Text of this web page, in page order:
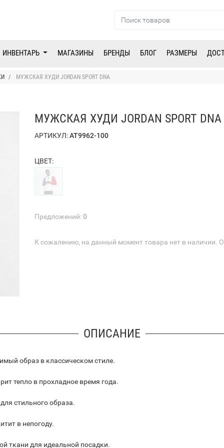
ИНВЕНТАРЬ МАГАЗИНЫ БРЕНДЫ БЛОГ РАЗМЕРЫ
МУЖСКАЯ ХУДИ JORDAN SPORT DNA
МУЖСКАЯ ХУДИ JORDAN SPORT DNA
АРТИКУЛ:AT9962-100
ЦВЕТ:
Предложений:0
К сожалению, на данный момент товара нет в наличии.
ОПИСАНИЕ
образ в классическом стиле.
тепло в прохладное время года.
стильного образа.
в непогоду.
ткани для идеальной посадки.